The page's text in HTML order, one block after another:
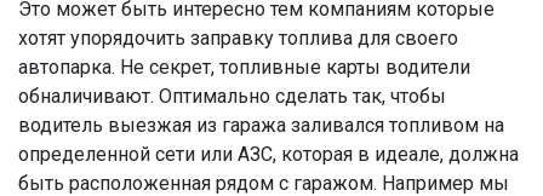
Это может быть интересно тем компаниям которые
хотят упорядочить заправку топлива для своего
автопарка. Не секрет, топливные карты водители
обналичивают. Оптимально сделать так, чтобы
водитель выезжая из гаража заливался топливом на
определенной сети или АЗС, которая в идеале, должна
быть расположенная рядом с гаражом. Например мы